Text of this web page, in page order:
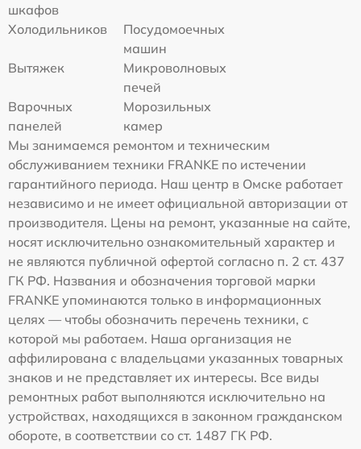
шкафов
Холодильников
Посудомоечных
машин
Вытяжек
Микроволновых
печей
Варочных
панелей
Морозильных
камер
Мы занимаемся ремонтом и техническим
обслуживанием техники FRANKE по истечении
гарантийного периода. Наш центр в Омске работает
независимо и не имеет официальной авторизации от
производителя. Цены на ремонт, указанные на сайте,
носят исключительно ознакомительный характер и
не являются публичной офертой согласно п. 2 ст. 437
ГК РФ. Названия и обозначения торговой марки
FRANKE упоминаются только в информационных
целях — чтобы обозначить перечень техники, с
которой мы работаем. Наша организация не
аффилирована с владельцами указанных товарных
знаков и не представляет их интересы. Все виды
ремонтных работ выполняются исключительно на
устройствах, находящихся в законном гражданском
обороте, в соответствии со ст. 1487 ГК РФ.